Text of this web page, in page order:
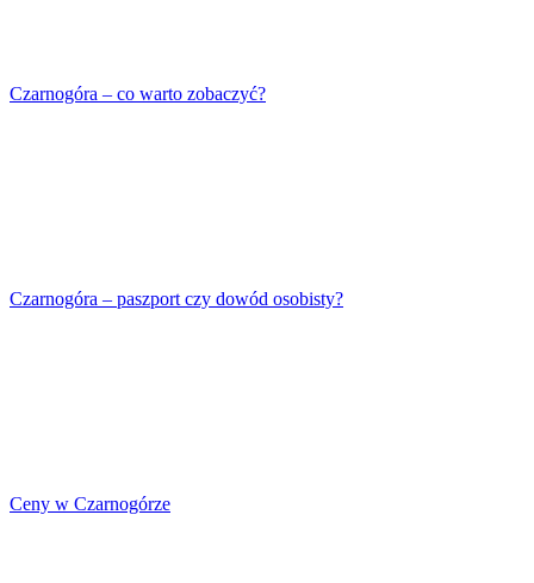
Czarnogóra – co warto zobaczyć?
Czarnogóra – paszport czy dowód osobisty?
Ceny w Czarnogórze